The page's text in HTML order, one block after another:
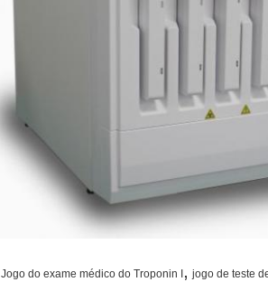
Jogo do exame médico do Troponin I , jogo de teste